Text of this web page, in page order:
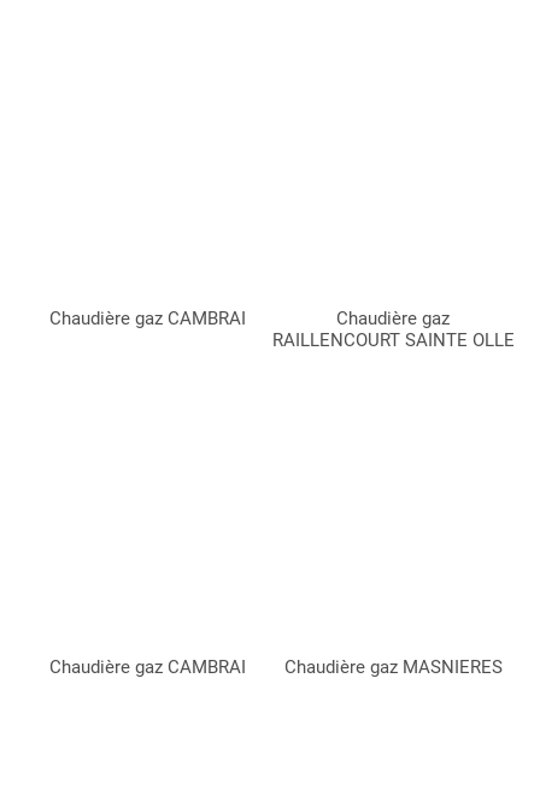
Chaudière gaz CAMBRAI
Chaudière gaz
RAILLENCOURT SAINTE OLLE
Chaudière gaz CAMBRAI Chaudière gaz MASNIERES